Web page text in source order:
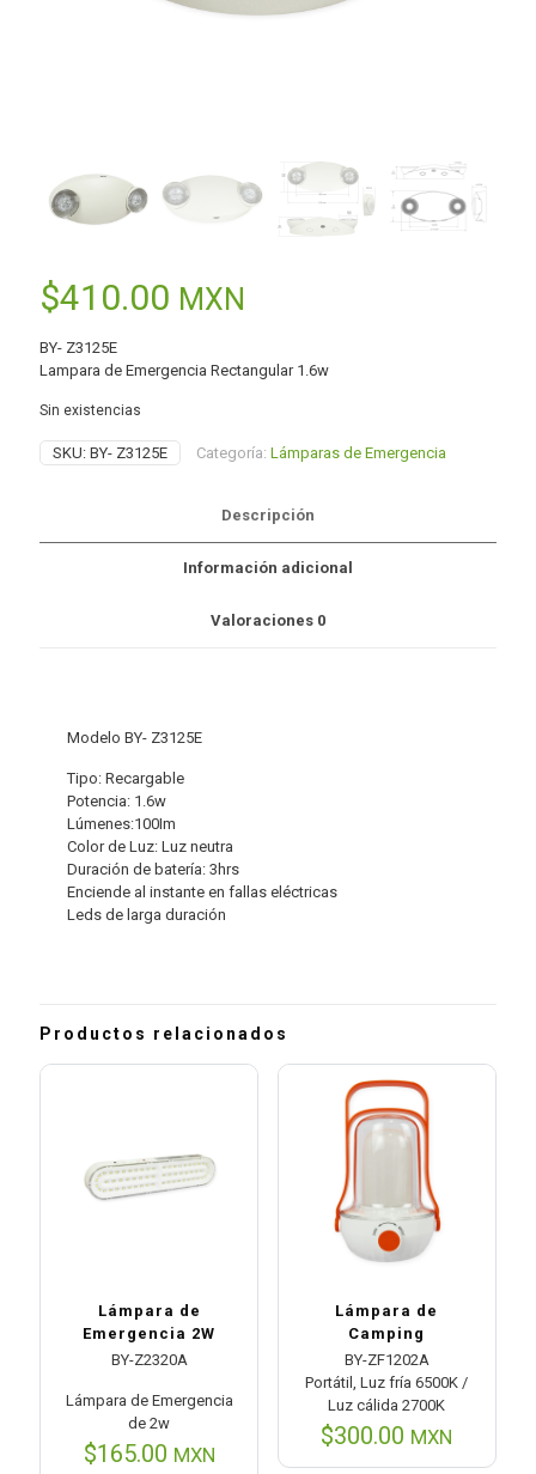
$410.00 MXN
BY- Z3125E
Lampara de Emergencia Rectangular 1.6w
Sin existencias
SKU: BY- Z3125E Categoría: Lámparas de Emergencia
Descripción
Información adicional
Valoraciones 0
Modelo BY- Z3125E
Tipo: Recargable
Potencia: 1.6w
Lúmenes:100Im
Color de Luz: Luz neutra
Duración de batería: 3hrs
Enciende al instante en fallas eléctricas
Leds de larga duración
Productos relacionados
Lámpara de
Emergencia 2W
BY-Z2320A
Lámpara de Emergencia
de 2w
$165.00 MXN
Lámpara de
Camping
BY-ZF1202A
Portátil, Luz fría 6500K /
Luz cálida 2700K
$300.00 MXN